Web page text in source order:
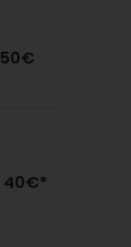
40€*